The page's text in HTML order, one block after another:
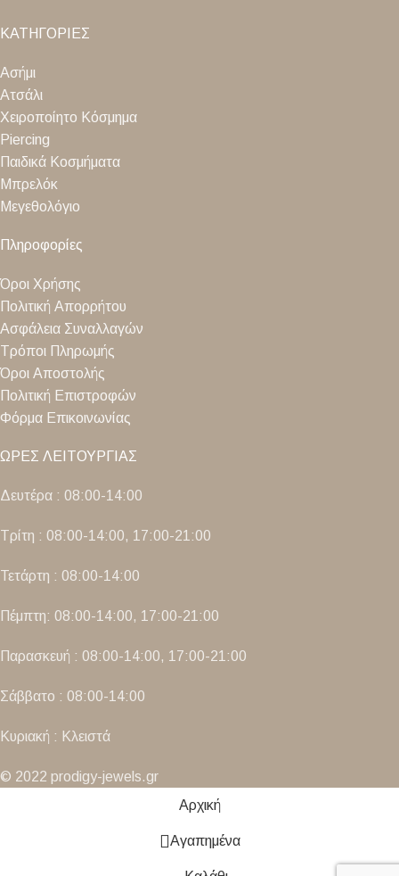
ΚΑΤΗΓΟΡΙΕΣ
Ασήμι
Ατσάλι
Χειροποίητο Κόσμημα
Piercing
Παιδικά Κοσμήματα
Μπρελόκ
Μεγεθολόγιο
Πληροφορίες
Όροι Χρήσης
Πολιτική Απορρήτου
Ασφάλεια Συναλλαγών
Τρόποι Πληρωμής
Όροι Αποστολής
Πολιτική Επιστροφών
Φόρμα Επικοινωνίας
ΩΡΕΣ ΛΕΙΤΟΥΡΓΙΑΣ
Δευτέρα : 08:00-14:00
Τρίτη : 08:00-14:00, 17:00-21:00
Τετάρτη : 08:00-14:00
Πέμπτη: 08:00-14:00, 17:00-21:00
Παρασκευή : 08:00-14:00, 17:00-21:00
Σάββατο : 08:00-14:00
Κυριακή : Κλειστά
© 2022 prodigy-jewels.gr
Αρχική
Αγαπημένα